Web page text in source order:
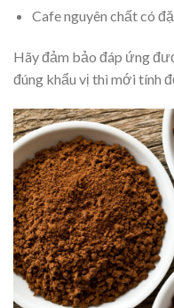
Cafe nguyên chất có
Hãy đảm bảo đáp ứng
đúng khẩu vị thì mới tính